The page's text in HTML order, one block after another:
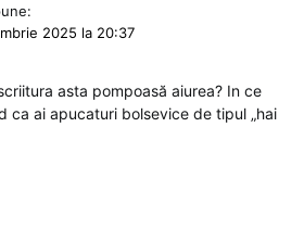
2025 la 20:37
asta pompoasă aiurea? In ce
ca ai apucaturi bolsevice de tipul „hai